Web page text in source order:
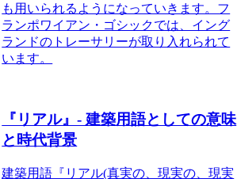
も用いられるようになっていきます。フ
ランポワイアン・ゴシックでは、イング
ランドのトレーサリーが取り入れられて
います。
『リアル』- 建築用語としての意味
と時代背景
建築用語『リアル(真実の、現実の、現実